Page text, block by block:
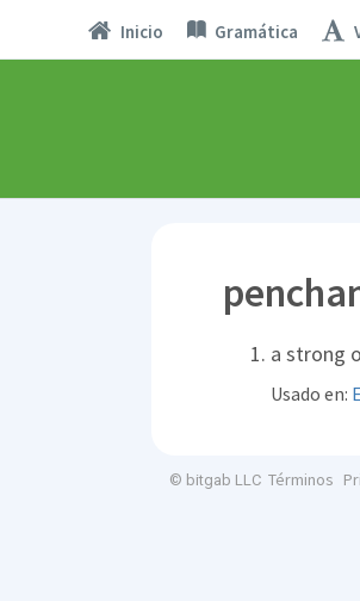
Inicio Gramática
a strong
Usado en:
© bitgab LLC Términos